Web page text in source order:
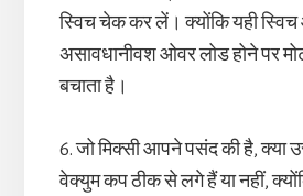
स्विच चेक कर लें। क्योंकि यही
असावधानीवश ओवर लोड होने पर
बचाता है।
6. जो मिक्सी आपने पसंद की है, क्या
वेक्युम कप ठीक से लगे हैं या नहीं,